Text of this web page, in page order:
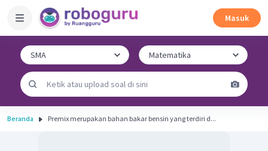
Masuk
Beranda Premix merupakan bahan bakar bensin yang terdiri d...